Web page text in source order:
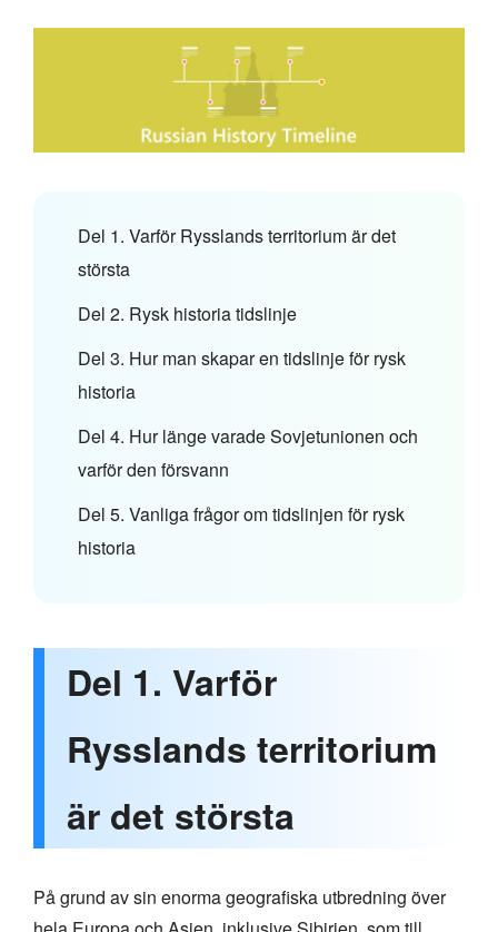
Del 1. Varför Rysslands territorium är det
största
Del 2. Rysk historia tidslinje
Del 3. Hur man skapar en tidslinje för rysk
historia
Del 4. Hur länge varade Sovjetunionen och
varför den försvann
Del 5. Vanliga frågor om tidslinjen för rysk
historia
Del 1. Varför
Rysslands territorium
är det största
På grund av sin enorma geografiska utbredning över